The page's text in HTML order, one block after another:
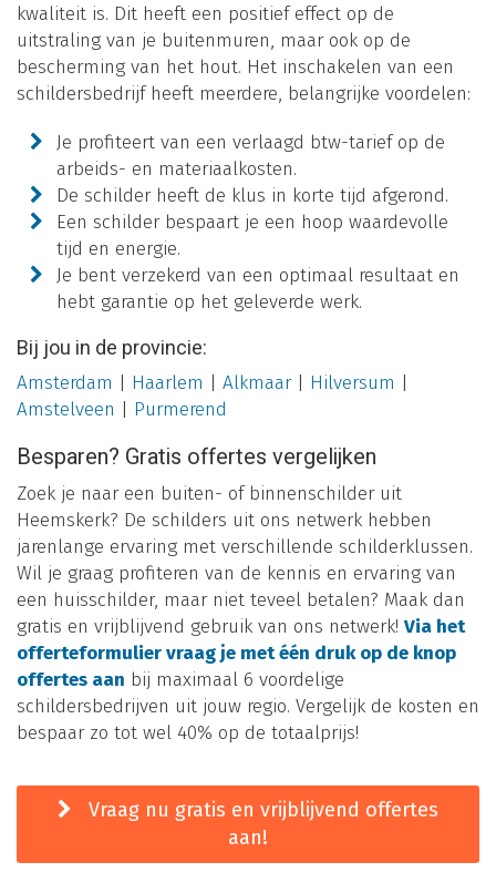
kwaliteit is. Dit heeft een positief effect op de
uitstraling van je buitenmuren, maar ook op de
bescherming van het hout. Het inschakelen van een
schildersbedrijf heeft meerdere, belangrijke voordelen:
Je profiteert van een verlaagd btw-tarief op de
arbeids- en materiaalkosten.
De schilder heeft de klus in korte tijd afgerond.
Een schilder bespaart je een hoop waardevolle
tijd en energie.
Je bent verzekerd van een optimaal resultaat en
hebt garantie op het geleverde werk.
Bij jou in de provincie:
Amsterdam Haarlem Alkmaar| Hilversum
Amstelveen
Purmerend
Besparen? Gratis offertes vergelijken
Zoek je naar een buiten- of binnenschilder uit
Heemskerk? De schilders uit ons netwerk hebben
jarenlange ervaring met verschillende schilderklussen.
Wil je graag profiteren van de kennis en ervaring van
een huisschilder, maar niet teveel betalen? Maak dan
gratis en vrijblijvend gebruik van ons netwerk! Via het
offerteformulier vraag je met één druk op de knop
offertes aan bij maximaal 6 voordelige
schildersbedrijven uit jouw regio. Vergelijk de kosten en
bespaar zo tot wel 40% op de totaalprijs!
Vraag nu gratis en vrijblijvend offertes
aan!